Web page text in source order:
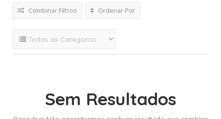
Combinar Filtros Ordenar Por
Sem Resultados